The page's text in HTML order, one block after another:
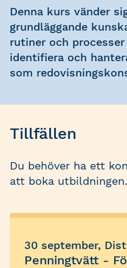
Denna kurs vänder
grundläggande
rutiner och
identifiera och
som
Tillfällen
Du behöver ha ett
att boka utbildningen.
30 september,
Penningtvätt -